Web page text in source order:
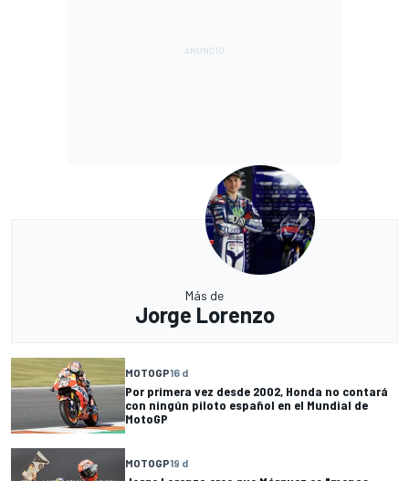
Más de
Jorge Lorenzo
MOTOGP16 d
Por primera vez desde 2002, Honda no contará
con ningún piloto español en el Mundial de
MotoGP
MOTOGP19 d